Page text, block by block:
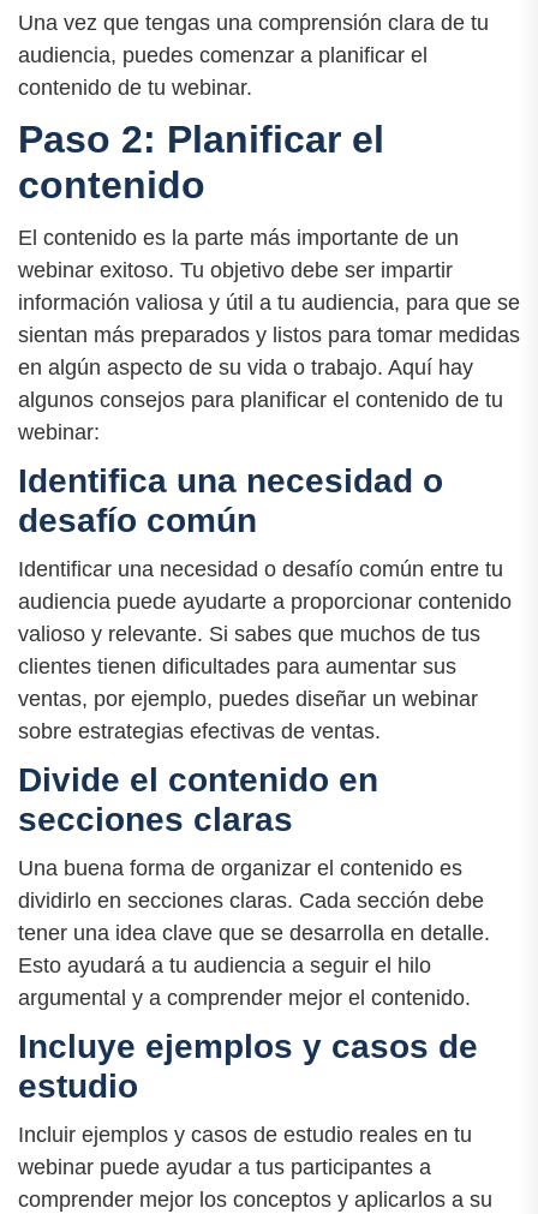
Una vez que tengas una comprensión clara de tu
audiencia, puedes comenzar a planificar el
contenido de tu webinar.
Paso 2: Planificar el
contenido
El contenido es la parte más importante de un
webinar exitoso. Tu objetivo debe ser impartir
información valiosa y útil a tu audiencia, para que se
sientan más preparados y listos para tomar medidas
en algún aspecto de su vida o trabajo. Aquí hay
algunos consejos para planificar el contenido de tu
webinar:
Identifica una necesidad o
desafío común
Identificar una necesidad o desafío común entre tu
audiencia puede ayudarte a proporcionar contenido
valioso y relevante. Si sabes que muchos de tus
clientes tienen dificultades para aumentar sus
ventas, por ejemplo, puedes diseñar un webinar
sobre estrategias efectivas de ventas.
Divide el contenido en
secciones claras
Una buena forma de organizar el contenido es
dividirlo en secciones claras. Cada sección debe
tener una idea clave que se desarrolla en detalle.
Esto ayudará a tu audiencia a seguir el hilo
argumental y a comprender mejor el contenido.
Incluye ejemplos y casos de
estudio
Incluir ejemplos y casos de estudio reales en tu
webinar puede ayudar a tus participantes a
comprender mejor los conceptos y aplicarlos a su